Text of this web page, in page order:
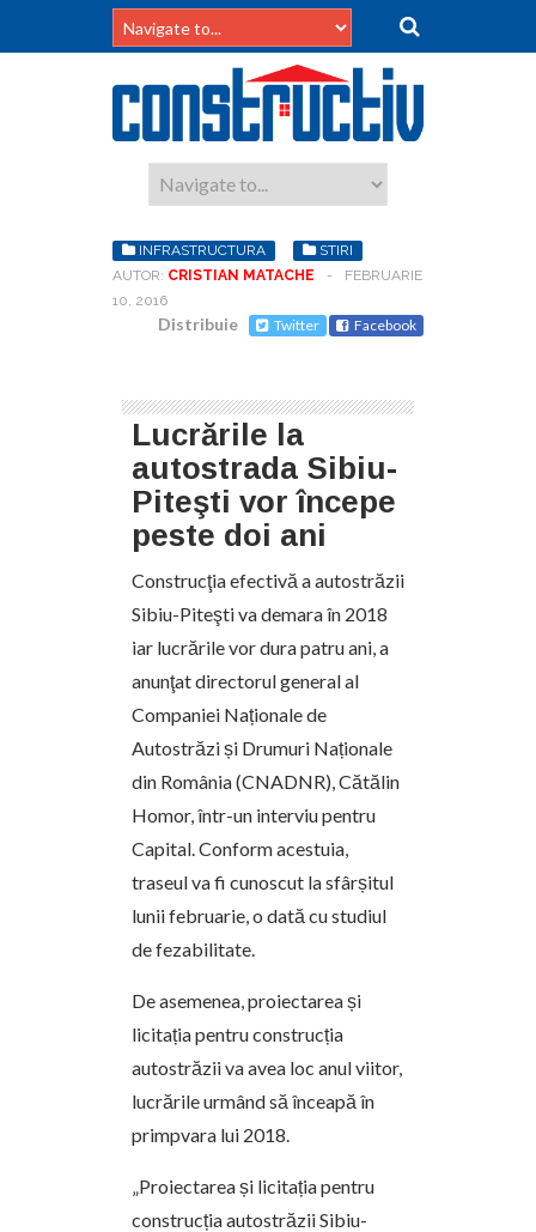
INFRASTRUCTURA
STIRI
AUTOR: CRISTIAN MATACHE -
FEBRUARIE
10, 2016
Distribuie Twitter Facebook
Lucrările la
autostrada Sibiu-
Piteşti vor începe
peste doi ani
Construcţia efectivă a autostrăzii
Sibiu-Piteşti va demara în 2018
iar lucrările vor dura patru ani, a
anunţat directorul general al
Companiei Naționale de
Autostrăzi și Drumuri Naționale
din România (CNADNR), Cătălin
Homor, într-un interviu pentru
Capital. Conform acestuia,
traseul va fi cunoscut la sfârșitul
lunii februarie, o dată cu studiul
de fezabilitate.
De asemenea, proiectarea și
licitația pentru construcția
autostrăzii va avea loc anul viitor,
lucrările urmând să înceapă în
primpvara lui 2018.
„Proiectarea și licitația pentru
construcția autostrăzii Sibiu-